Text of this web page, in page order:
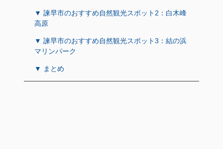
▼ 諫早市のおすすめ自然観光スポット2：白木峰
高原
▼ 諫早市のおすすめ自然観光スポット3：結の浜
マリンパーク
▼ まとめ